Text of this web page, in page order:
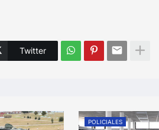
Twitter
POLICIALES